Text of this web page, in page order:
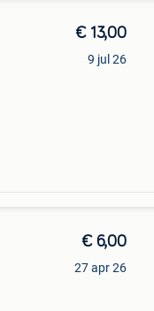
€ 13,00
9 jul 26
€ 6,00
27 apr 26